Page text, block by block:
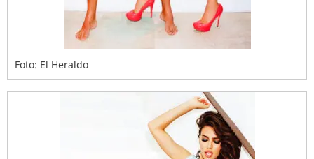
Foto: El Heraldo